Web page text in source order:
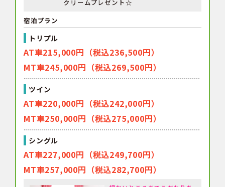
クリームプレゼント☆
宿泊プラン
トリプル
AT車215,000円（税込236,500円）
MT車245,000円（税込269,500円）
ツイン
AT車220,000円（税込242,000円）
MT車250,000円（税込275,000円）
シングル
AT車227,000円（税込249,700円）
MT車257,000円（税込282,700円）